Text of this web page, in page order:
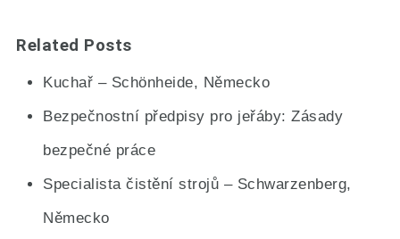
Related Posts
Kuchař – Schönheide, Německo
Bezpečnostní předpisy pro jeřáby: Zásady
bezpečné práce
Specialista čistění strojů – Schwarzenberg,
Německo